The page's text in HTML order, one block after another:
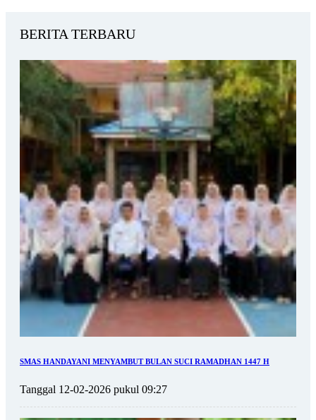
BERITA TERBARU
SMAS HANDAYANI MENYAMBUT BULAN SUCI RAMADHAN 1447 H
Tanggal 12-02-2026 pukul 09:27